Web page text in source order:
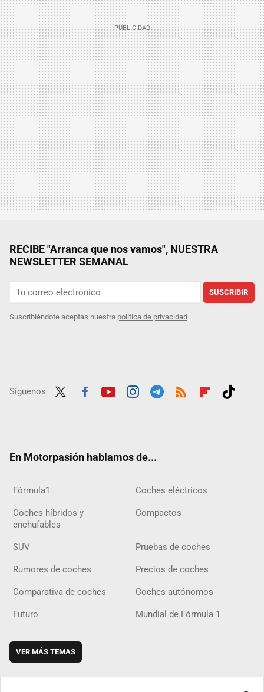
RECIBE "Arranca que nos vamos", NUESTRA
NEWSLETTER SEMANAL
SUSCRIBIR
Suscribiéndote aceptas nuestra política de privacidad
Síguenos
En Motorpasión hablamos de...
Fórmula1 Coches eléctricos
Coches híbridos y
enchufables
Compactos
SUV Pruebas de coches
Rumores de coches Precios de coches
Comparativa de coches Coches autónomos
Futuro Mundial de Fórmula 1
VER MÁS TEMAS